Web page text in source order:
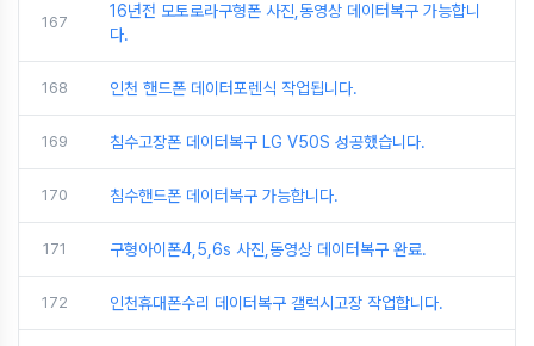
167
16년전 모토로라구형폰 사진,동영상 데이터복구 가능합니
다.
168 인천 핸드폰 데이터포렌식 작업됩니다.
169 침수고장폰 데이터복구 LG V50S 성공했습니다.
170 침수핸드폰 데이터복구 가능합니다.
171 구형아이폰4,5,6s 사진,동영상 데이터복구 완료.
172 인천휴대폰수리 데이터복구 갤럭시고장 작업합니다.